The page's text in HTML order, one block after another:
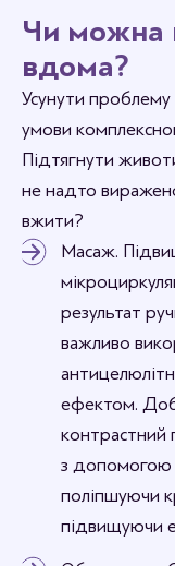
Чи можна
вдома?
Усунути
умови
Підтягнути
не надто
вжити?
Масаж.
результат
важливо
ефектом.
контрастний
з допомогою
поліпшуючи
підвищуючи